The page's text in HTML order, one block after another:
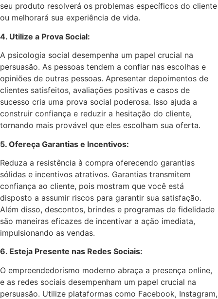
seu produto resolverá os problemas específicos do cliente
ou melhorará sua experiência de vida.
4. Utilize a Prova Social:
A psicologia social desempenha um papel crucial na
persuasão. As pessoas tendem a confiar nas escolhas e
opiniões de outras pessoas. Apresentar depoimentos de
clientes satisfeitos, avaliações positivas e casos de
sucesso cria uma prova social poderosa. Isso ajuda a
construir confiança e reduzir a hesitação do cliente,
tornando mais provável que eles escolham sua oferta.
5. Ofereça Garantias e Incentivos:
Reduza a resistência à compra oferecendo garantias
sólidas e incentivos atrativos. Garantias transmitem
confiança ao cliente, pois mostram que você está
disposto a assumir riscos para garantir sua satisfação.
Além disso, descontos, brindes e programas de fidelidade
são maneiras eficazes de incentivar a ação imediata,
impulsionando as vendas.
6. Esteja Presente nas Redes Sociais:
O empreendedorismo moderno abraça a presença online,
e as redes sociais desempenham um papel crucial na
persuasão. Utilize plataformas como Facebook, Instagram,